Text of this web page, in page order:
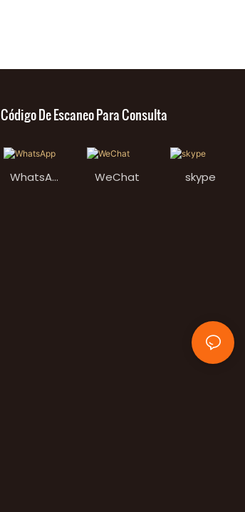
Código De Escaneo Para Consulta
WhatsAp
WeChat skype